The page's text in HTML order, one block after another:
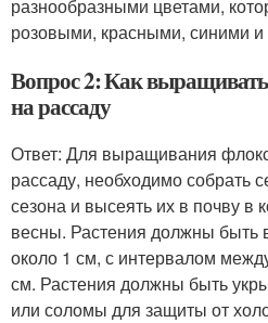
разнообразными цветами,
розовыми, красными, синими и
Вопрос 2: Как
на рассаду
Ответ: Для выращивания
рассаду, необходимо собрать
сезона и высеять их в почву в
весны. Растения должны быть
около 1 см, с интервалом
см. Растения должны быть
или соломы для защиты от